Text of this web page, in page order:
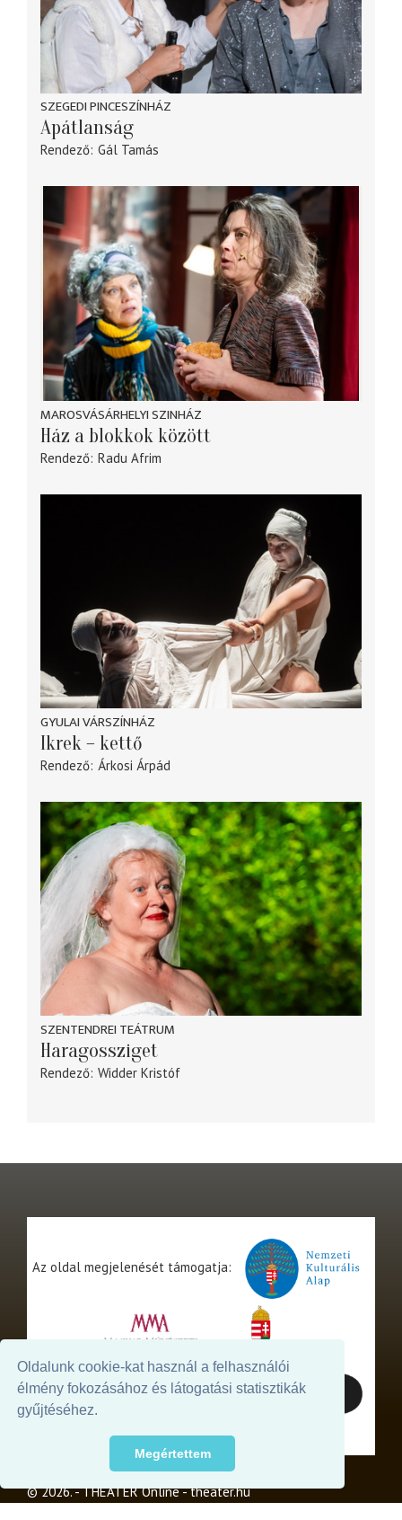
Oldalunk cookie-kat használ a felhasználói
élmény fokozásához és látogatási statisztikák
gyűjtéséhez.
Megértettem
SZEGEDI PINCESZÍNHÁZ
Apátlanság
Rendező Gál Tamás
MAROSVÁSÁRHELYI SZINHÁZ
Ház a blokkok között
Rendező Radu Afrim
GYULAI VÁRSZÍNHÁZ
Ikrek – kettő
Rendező Árkosi Árpád
SZENTENDREI TEÁTRUM
Haragossziget
Rendező Widder Kristóf
Az oldal megjelenését támogatja:
© 2026. - THEATER Online -theater.hu